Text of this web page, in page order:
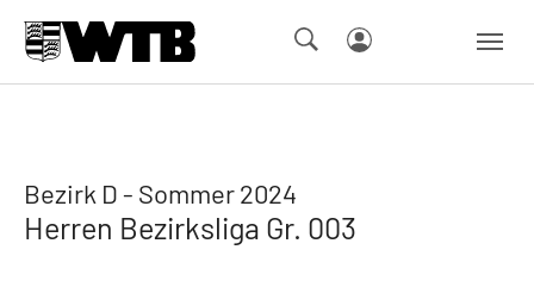
Bezirk D - Sommer 2024
Herren Bezirksliga Gr. 003